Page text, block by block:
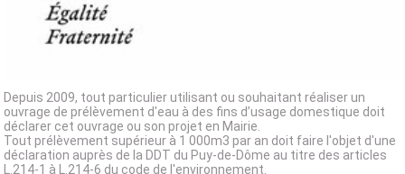
Depuis 2009, tout particulier utilisant ou souhaitant réaliser un
ouvrage de prélèvement d'eau à des fins d’usage domestique doit
déclarer cet ouvrage ou son projet en Mairie.
Tout prélèvement supérieur à 1 000m3 par an doit faire l'objet d'une
déclaration auprès de la DDT du Puy-de-Dôme au titre des articles
L.214-1 à L.214-6 du code de l'environnement.